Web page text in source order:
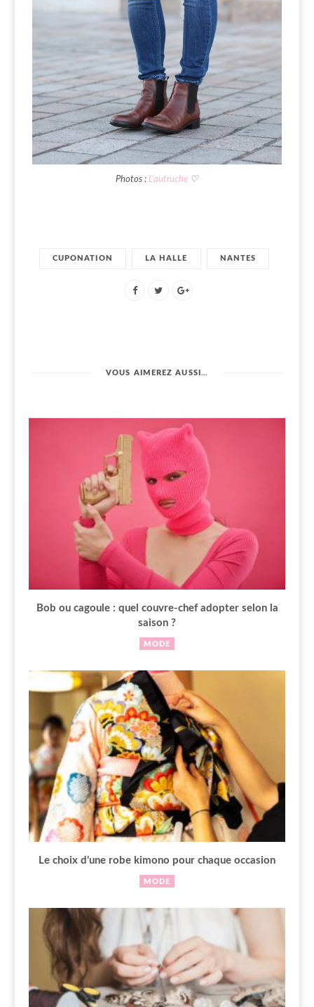
Photos : L’autruche ♡
CUPONATION LA HALLE NANTES
VOUS AIMEREZ AUSSI…
Bob ou cagoule : quel couvre-chef adopter selon la
saison ?
MODE
Le choix d’une robe kimono pour chaque occasion
MODE